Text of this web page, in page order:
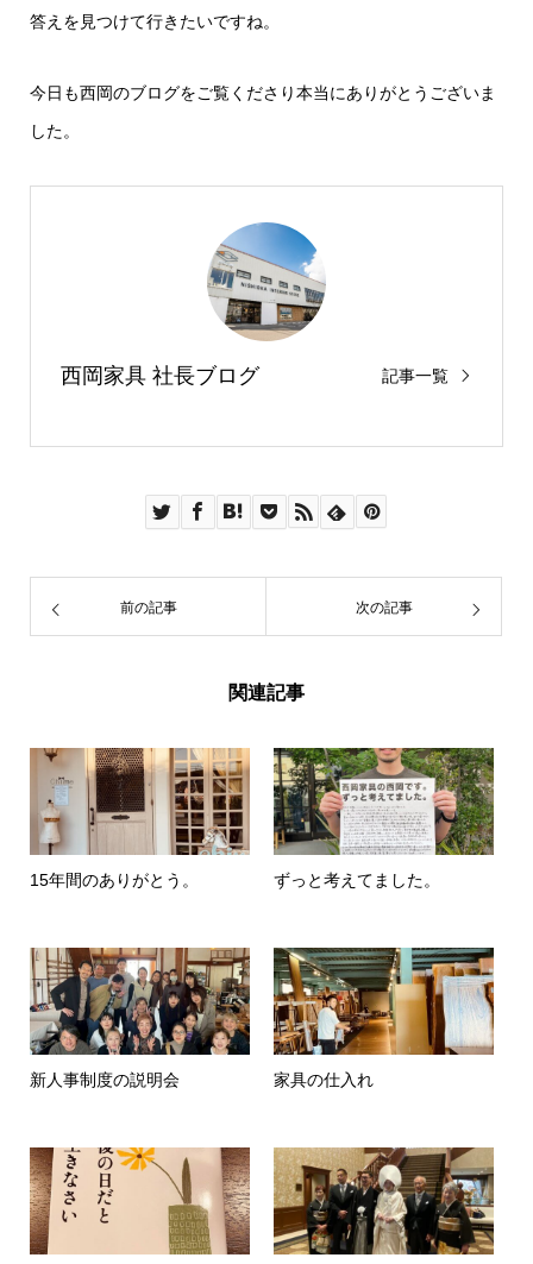
答えを見つけて行きたいですね。
今日も西岡のブログをご覧くださり本当にありがとうございま
した。
西岡家具 社長ブログ 記事一覧
前の記事 次の記事
関連記事
15年間のありがとう。 ずっと考えてました。
新人事制度の説明会 家具の仕入れ